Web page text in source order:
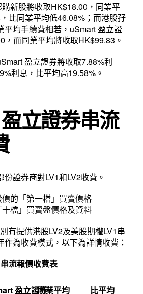
購新股將收取HK$18.00，同業平
比同業平均低46.08%；而港股孖
平均手續費相若，uSmart 盈立證
，而同業平均將收取HK$99.83。
盈立證券將收取7.88%利
利息，比平均高19.58%。
立證券串流
證券商對LV1和LV2收費。
的「第一檔」買賣價格
檔」買賣盤價格及資料
有提供港股LV2及美股期權LV1串
為收費模式，以下為詳情收費：
串流報價收費表
盈立證券同業平均 比平均